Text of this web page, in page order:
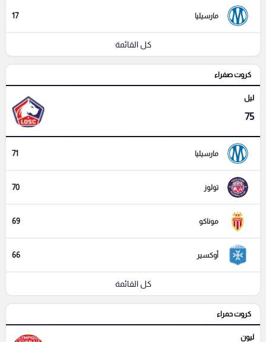
مارسيليا 17
كل القائمة
كروت صفراء
ليل
75
مارسيليا 71
تولوز 70
موناكو 69
أوكسير 66
كل القائمة
كروت حمراء
ليون